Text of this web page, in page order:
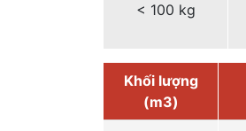
< 100 kg
Khối lượng
(m3)